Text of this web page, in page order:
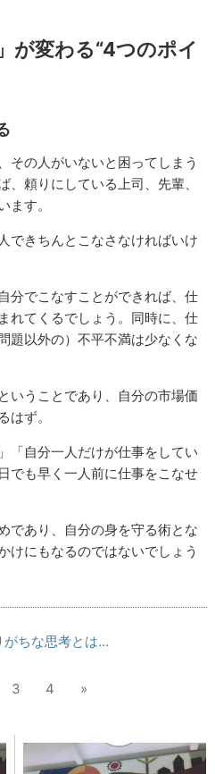
が変わる“4つのポイ
その人がいないと困ってしまう
頼りにしている上司、先輩、
ます。
できちんとこなさなければいけ
分でこなすことができれば、仕
れてくるでしょう。同時に、仕
題以外の）不平不満は少なくな
いうことであり、自分の市場価
はず。
「自分一人だけが仕事をしてい
でも早く一人前に仕事をこなせ
であり、自分の身を守る術とな
けにもなるのではないでしょう
がちな思考とは…
3 4 »